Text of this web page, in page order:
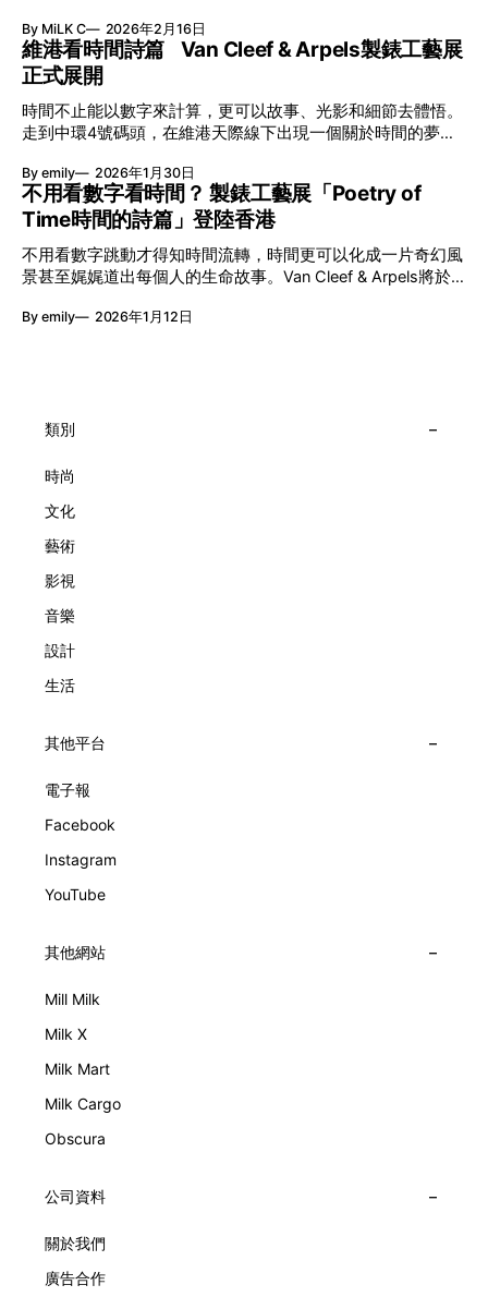
節與香港賽馬會慈善信託基金聯合呈獻，以共融藝術為核心，
八年來不只是帶來無數來自世界各地的優秀節目，更致力於在
本地建立屬於香港的共融創作生態。今年更首度與本地兩大旗
艦藝團強強聯手打造兩部深具意義的作品《遊延》及《弦上光
影》，展開一場前所未有的藝術對話，擦下多元藝術下的流動
能量，全面開展一場無界限嘅藝術旅程。 第八屆「無限亮」
以「你我不只一種想像」為題，從共融角度重新思索「差異」
的價值。不同能力人士是社會多樣性的一部分。每人皆擁有
「不同」能力與特質，當我們一齊生活、一齊創作、互相啟
發，偏見與界線，也自然被藝術溶化。 「無限亮」2026精彩
節目包括: 2月27日至3月1日：帕拉管弦樂團《無邊狂想曲》/
音樂‧舞蹈 (開幕節目) 2月28日至3月1日：
By MiLK C 2026年2月16日
維港看時間詩篇 Van Cleef & Arpels製錶工藝展
正式展開
時間不止能以數字來計算，更可以故事、光影和細節去體悟。
走到中環4號碼頭，在維港天際線下出現一個關於時間的夢幻
覽。由即日至2月8日期間舉行，世家把一貫低調精緻的製錶語
言搬離傳統店舖，放進公共場域，讓時間不只是腕上的個人物
件，而是一場可以與他人一同經歷的詩意旅程。 在碼頭打開
「時間詩集」 走進展場尤如翻開一本時間詩集，藉由不同主
題呈現時間的無限想像。Van Cleef & Arpels的腕錶從來不是
由單純的機械與數字堆砌，更像是腕上的動人故事。 世家以
精湛的製錶技術與敘事美學為核心，讓每一枚腕錶都超越單純
報時的功能，而是把稍縱即逝的瞬間凝結成可以反覆閱讀的畫
子，以及訴說時間的珠寶。每個主題展區都有精美的佈置回應
By emily 2026年1月30日
不用看數字看時間？ 製錶工藝展「Poetry of
Time時間的詩篇」登陸香港
不用看數字跳動才得知時間流轉，時間更可以化成一片奇幻風
景甚至娓娓道出每個人的生命故事。Van Cleef & Arpels將於1
詩篇」展覽，邀請大家走進由愛情故事、詩意星象、迷人自然
大主題展區，彰顯世家的核心價值。2010年，Van Cleef &
級鐘錶大賞（Grand Prix d'Horlogerie de Genève）中獲獎的
擁而吻。雙逆跳機芯精準驅動這場機械浪漫，讓時間不再是抽
象概念，而是心跳的律動。 故事並未完結，2025年推出的
Lady Arpels Bal des Amoureux
By emily 2026年1月12日
類別
時尚
文化
藝術
影視
音樂
設計
生活
其他平台
電子報
Facebook
Instagram
YouTube
其他網站
Mill Milk
Milk X
Milk Mart
Milk Cargo
Obscura
公司資料
關於我們
廣告合作